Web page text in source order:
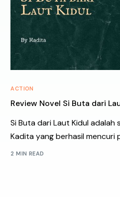
ACTION
Review Novel Si Buta dari
Si Buta dari Laut Kidul adalah
Kadita yang berhasil mencuri
2 MIN READ